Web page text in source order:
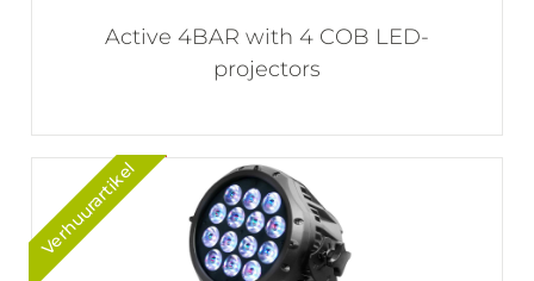
Active 4BAR with 4 COB LED-
projectors
Verhuurartikel